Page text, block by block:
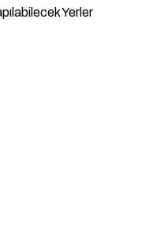
Yerler